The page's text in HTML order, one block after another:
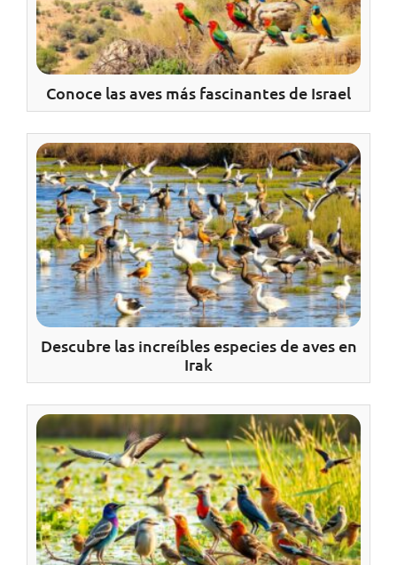
Conoce las aves más fascinantes de Israel
Descubre las increíbles especies de aves en
Irak